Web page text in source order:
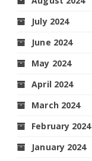
July 2024
June 2024
May 2024
April 2024
March 2024
February 2024
January 2024